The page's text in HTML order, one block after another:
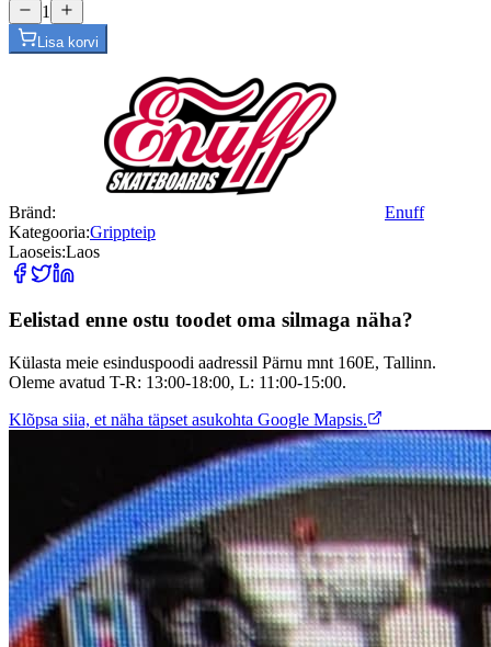
1
Lisa korvi
Bränd:
Enuff
Kategooria:Grippteip
Laoseis:Laos
Eelistad enne ostu toodet oma silmaga näha?
Külasta meie esinduspoodi aadressil Pärnu mnt 160E, Tallinn.
Oleme avatud T-R: 13:00-18:00, L: 11:00-15:00.
Klõpsa siia, et näha täpset asukohta Google Mapsis.